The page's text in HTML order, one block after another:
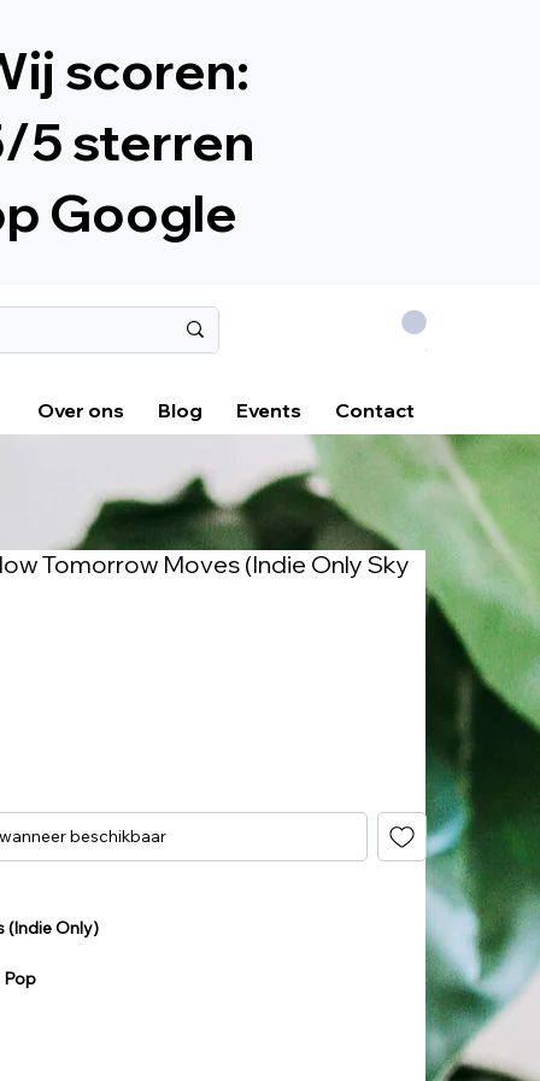
scoren:
5 sterren
Google
.
Over ons Blog Events Contact
Tomorrow Moves (Indie Only Sky
beschikbaar
(Indie Only)
Pop